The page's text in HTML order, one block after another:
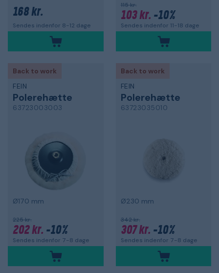
168 kr.
Sendes indenfor 8-12 dage
115 kr.
103 kr. -10%
Sendes indenfor 11-18 dage
Back to work
FEIN
Polerehætte
63723003003
Ø170 mm
225 kr.
202 kr. -10%
Sendes indenfor 7-8 dage
Back to work
FEIN
Polerehætte
63723035010
Ø230 mm
342 kr.
307 kr. -10%
Sendes indenfor 7-8 dage